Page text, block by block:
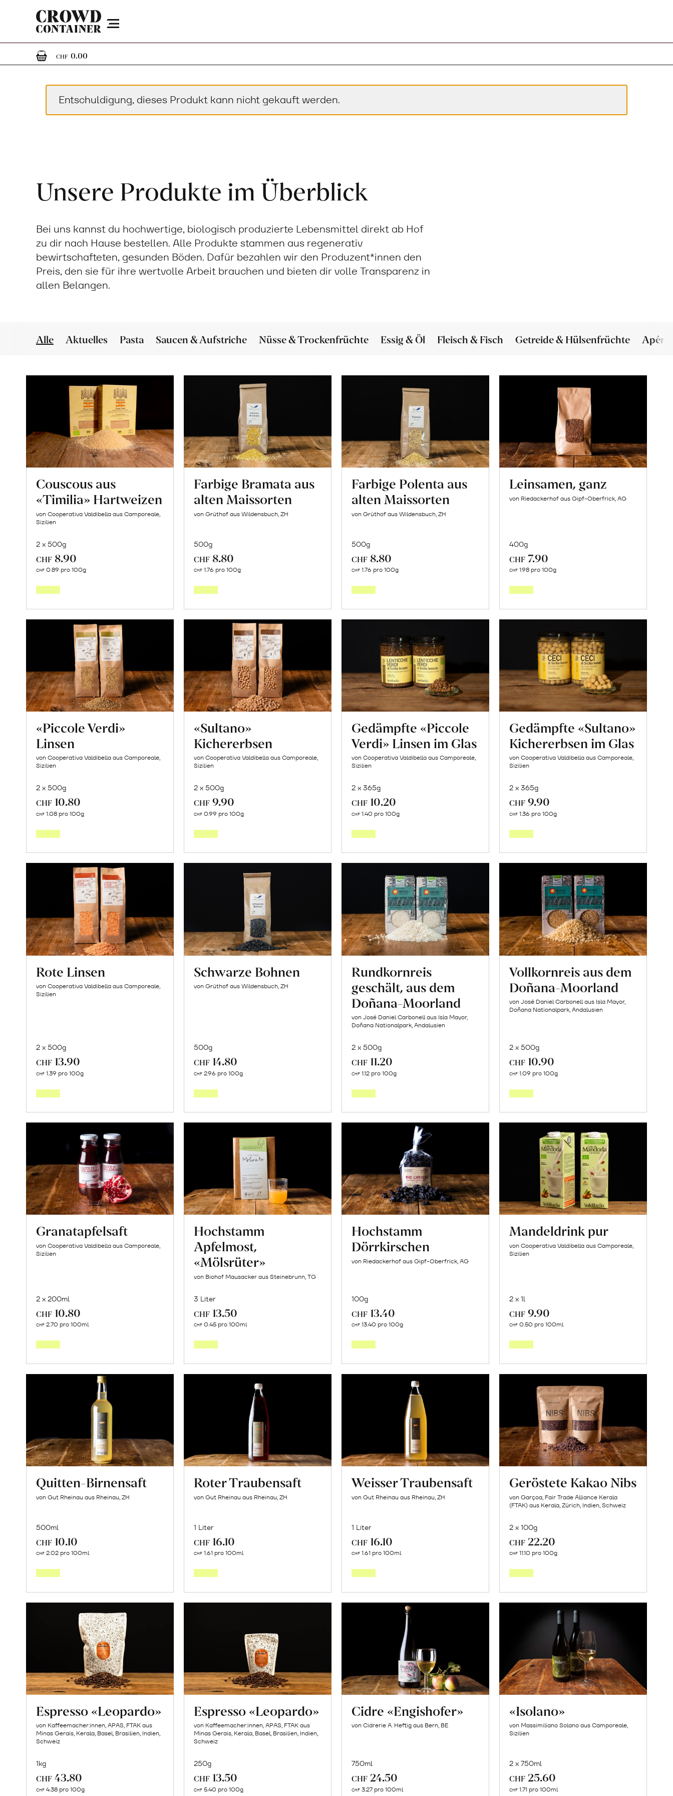
Menu
CHF 0.000 Artikel im Warenkorb
Entschuldigung, dieses Produkt kann nicht gekauft werden.
Unsere Produkte im Überblick
Bei uns kannst du hochwertige, biologisch produzierte Lebensmittel direkt ab Hof
zu dir nach Hause bestellen. Alle Produkte stammen aus regenerativ
bewirtschafteten, gesunden Böden. Dafür bezahlen wir den Produzent*innen den
Preis, den sie für ihre wertvolle Arbeit brauchen und bieten dir volle Transparenz in
allen Belangen.
Alle Aktuelles Pasta Saucen & Aufstriche Nüsse & Trockenfrüchte Essig & Öl Fleisch & Fisch Getreide & Hülsenfrüchte Apéro
Couscous aus
«Timilia» Hartweizen
von Cooperativa Valdibella aus Camporeale,
Sizilien
2 x 500g
CHF 8.90
CHF 0.89 pro 100g
Farbige Bramata aus
alten Maissorten
von Grüthof aus Wildensbuch, ZH
500g
CHF 8.80
CHF 1.76 pro 100g
Farbige Polenta aus
alten Maissorten
von Grüthof aus Wildensbuch, ZH
500g
CHF 8.80
CHF 1.76 pro 100g
Leinsamen, ganz
von Riedackerhof aus Gipf-Oberfrick, AG
400g
CHF 7.90
CHF 1.98 pro 100g
«Piccole Verdi»
Linsen
von Cooperativa Valdibella aus Camporeale,
Sizilien
2 x 500g
CHF 10.80
CHF 1.08 pro 100g
«Sultano»
Kichererbsen
von Cooperativa Valdibella aus Camporeale,
Sizilien
2 x 500g
CHF 9.90
CHF 0.99 pro 100g
Gedämpfte «Piccole
Verdi» Linsen im Glas
von Cooperativa Valdibella aus Camporeale,
Sizilien
2 x 365g
CHF 10.20
CHF 1.40 pro 100g
Gedämpfte «Sultano»
Kichererbsen im Glas
von Cooperativa Valdibella aus Camporeale,
Sizilien
2 x 365g
CHF 9.90
CHF 1.36 pro 100g
Rote Linsen
von Cooperativa Valdibella aus Camporeale,
Sizilien
2 x 500g
CHF 13.90
CHF 1.39 pro 100g
Schwarze Bohnen
von Grüthof aus Wildensbuch, ZH
500g
CHF 14.80
CHF 2.96 pro 100g
Rundkornreis
geschält, aus dem
Doñana-Moorland
von José Daniel Carbonell aus Isla Mayor,
Doñana Nationalpark, Andalusien
2 x 500g
CHF 11.20
CHF 1.12 pro 100g
Vollkornreis aus dem
Doñana-Moorland
von José Daniel Carbonell aus Isla Mayor,
Doñana Nationalpark, Andalusien
2 x 500g
CHF 10.90
CHF 1.09 pro 100g
Granatapfelsaft
von Cooperativa Valdibella aus Camporeale,
Sizilien
2 x 200ml
CHF 10.80
CHF 2.70 pro 100ml
Hochstamm
Apfelmost,
«Mölsrüter»
von Biohof Mausacker aus Steinebrunn, TG
3 Liter
CHF 13.50
CHF 0.45 pro 100ml
Hochstamm
Dörrkirschen
von Riedackerhof aus Gipf-Oberfrick, AG
100g
CHF 13.40
CHF 13.40 pro 100g
Mandeldrink pur
von Cooperativa Valdibella aus Camporeale,
Sizilien
2 x 1l
CHF 9.90
CHF 0.50 pro 100ml
Quitten-Birnensaft
von Gut Rheinau aus Rheinau, ZH
500ml
CHF 10.10
CHF 2.02 pro 100ml
Roter Traubensaft
von Gut Rheinau aus Rheinau, ZH
1 Liter
CHF 16.10
CHF 1.61 pro 100ml
Weisser Traubensaft
von Gut Rheinau aus Rheinau, ZH
1 Liter
CHF 16.10
CHF 1.61 pro 100ml
Geröstete Kakao Nibs
von Garçoa, Fair Trade Alliance Kerala
(FTAK) aus Kerala, Zürich, Indien, Schweiz
2 x 100g
CHF 22.20
CHF 11.10 pro 100g
Espresso «Leopardo»
von Kaffeemacher:innen, APAS, FTAK aus
Minas Gerais, Kerala, Basel, Brasilien, Indien,
Schweiz
1kg
CHF 43.80
CHF 4.38 pro 100g
Espresso «Leopardo»
von Kaffeemacher:innen, APAS, FTAK aus
Minas Gerais, Kerala, Basel, Brasilien, Indien,
Schweiz
250g
CHF 13.50
CHF 5.40 pro 100g
Cidre «Engishofer»
von Cidrerie A. Heftig aus Bern, BE
750ml
CHF 24.50
CHF 3.27 pro 100ml
«Isolano»
von Massimiliano Solano aus Camporeale,
Sizilien
2 x 750ml
CHF 25.60
CHF 1.71 pro 100ml